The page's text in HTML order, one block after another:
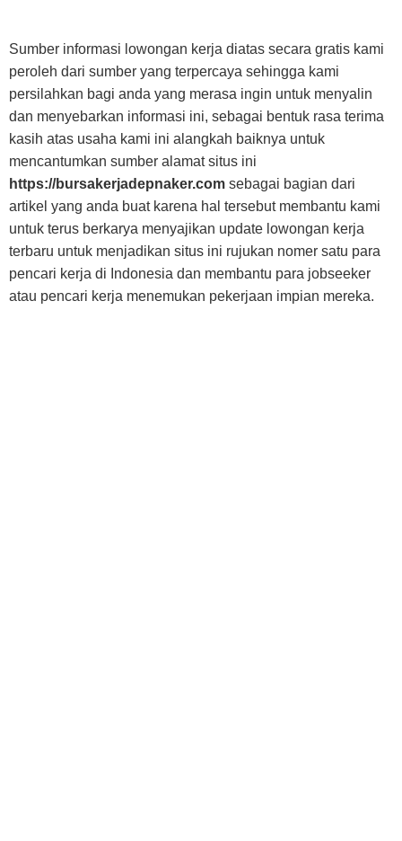
Sumber informasi lowongan kerja diatas secara gratis kami
peroleh dari sumber yang terpercaya sehingga kami
persilahkan bagi anda yang merasa ingin untuk menyalin
dan menyebarkan informasi ini, sebagai bentuk rasa terima
kasih atas usaha kami ini alangkah baiknya untuk
mencantumkan sumber alamat situs ini
https://bursakerjadepnaker.com sebagai bagian dari
artikel yang anda buat karena hal tersebut membantu kami
untuk terus berkarya menyajikan update lowongan kerja
terbaru untuk menjadikan situs ini rujukan nomer satu para
pencari kerja di Indonesia dan membantu para jobseeker
atau pencari kerja menemukan pekerjaan impian mereka.